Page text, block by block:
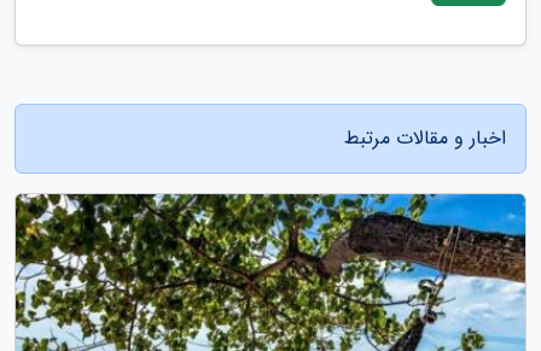
اخبار و مقالات مرتبط